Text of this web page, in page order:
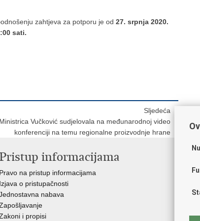
zahtjeva za potporu je od 27. srpnja 2020.
sati.
Sljedeća
Ministrica Vučković sudjelovala na međunarodnoj video
konferenciji na temu regionalne proizvodnje hrane
informacijama
Pravo na pristup informacijama
Izjava o pristupačnosti
nabava
i propisi